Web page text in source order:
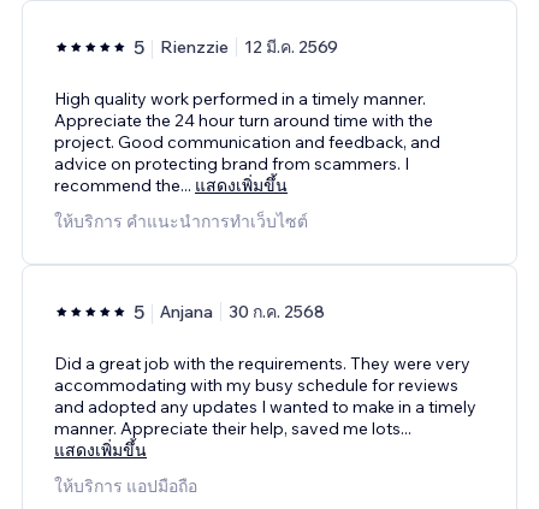
5 Rienzzie 12 มี.ค. 2569
High quality work performed in a timely manner.
Appreciate the 24 hour turn around time with the
project. Good communication and feedback, and
advice on protecting brand from scammers. I
recommend the... แสดงเพิ่มขึ้น
ให้บริการ คำแนะนำการทำเว็บไซต์
5 Anjana 30 ก.ค. 2568
Did a great job with the requirements. They were very
accommodating with my busy schedule for reviews
and adopted any updates I wanted to make in a timely
manner. Appreciate their help, saved me lots...
แสดงเพิ่มขึ้น
ให้บริการ แอปมือถือ